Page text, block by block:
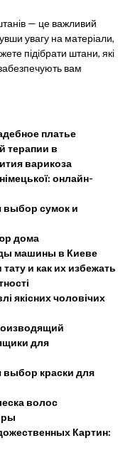
— це важливий
увагу на матеріали,
підібрати штани, які
вам
платье
терапии в
варикоза
онлайн-
выбор сумок и
дома
машины в Киеве
и как их избежать
якісних чоловічих
для
краски для
волос
Картин: